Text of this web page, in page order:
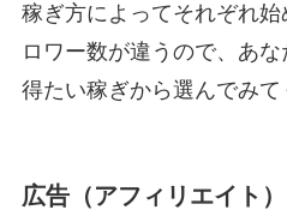
稼ぎ方によってそれぞれ
ロワー数が違うので、あ
得たい稼ぎから選んでみて
広告（アフィリエイト）